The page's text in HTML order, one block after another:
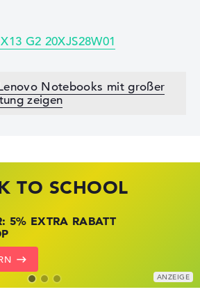
G2 20XJS28W01
Notebooks mit großer
zeigen
TO SCHOOL
5% EXTRA RABATT
DEALS
NOTEBOOKS BEI HP
DEALS
JETZT